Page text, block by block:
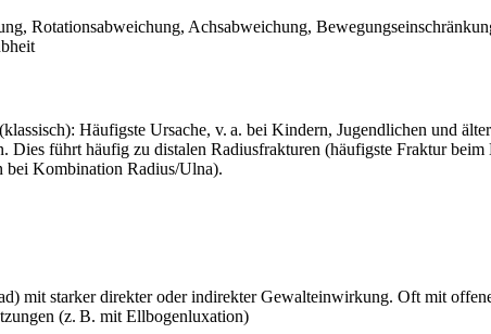
Rotationsabweichung, Achsabweichung,
Häufigste Ursache, v. a. bei Kindern, Jugendlichen und
Dies führt häufig zu distalen Radiusfrakturen (häufigste Fraktur
bei Kombination Radius/Ulna).
mit starker direkter oder indirekter Gewalteinwirkung. Oft mit
(z. B. mit Ellbogenluxation)